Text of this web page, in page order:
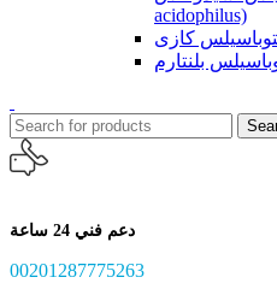
acidophilus)
دعم فني 24 ساعة
00201287775263